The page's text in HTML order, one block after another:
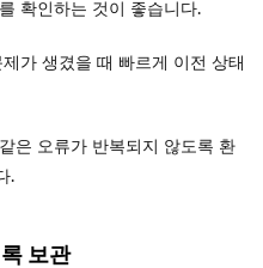
확인하는 것이 좋습니다.
가 생겼을 때 빠르게 이전 상태
은 오류가 반복되지 않도록 환
.
보관